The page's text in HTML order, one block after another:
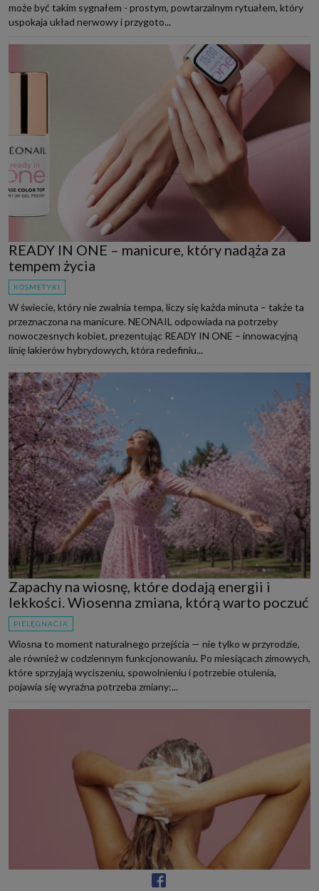
może być takim sygnałem - prostym, powtarzalnym rytuałem, który
uspokaja układ nerwowy i przygoto...
READY IN ONE – manicure, który nadąża za
tempem życia
KOSMETYKI
W świecie, który nie zwalnia tempa, liczy się każda minuta – także ta
przeznaczona na manicure. NEONAIL odpowiada na potrzeby
nowoczesnych kobiet, prezentując READY IN ONE – innowacyjną
linię lakierów hybrydowych, która redefiniu...
Zapachy na wiosnę, które dodają energii i
lekkości. Wiosenna zmiana, którą warto poczuć
PIELĘGNACJA
Wiosna to moment naturalnego przejścia — nie tylko w przyrodzie,
ale również w codziennym funkcjonowaniu. Po miesiącach zimowych,
które sprzyjają wyciszeniu, spowolnieniu i potrzebie otulenia,
pojawia się wyraźna potrzeba zmiany:...